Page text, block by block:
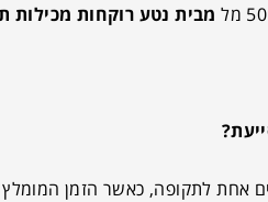
מבית נטע רוקחות מכילות
אחת לתקופה, כאשר הזמן